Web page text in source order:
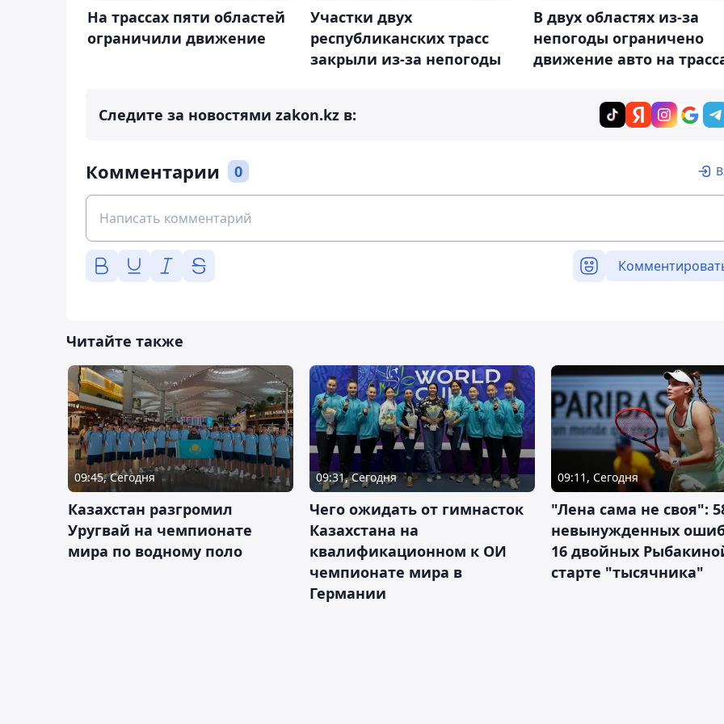
На трассах пяти областей
ограничили движение
Участки двух
республиканских трасс
закрыли из-за непогоды
В двух областях из-за
непогоды ограничено
движение авто на
Следите за новостями zakon.kz в:
Комментарии 0
Читайте также
09:45, Сегодня
Казахстан разгромил
Уругвай на чемпионате
мира по водному поло
09:31, Сегодня
Чего ожидать от гимнасток
Казахстана на
квалификационном к ОИ
чемпионате мира в
Германии
09:11, Сегодня
"Лена сама не своя":
невынужденных
16 двойных
старте "тысячника"